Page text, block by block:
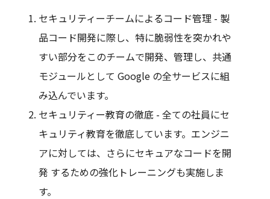
セキュリティーチームによるコード管理 - 製
品コード開発に際し、特に脆弱性を突かれや
すい部分をこのチームで開発、管理し、共通
モジュールとして Google の全サービスに組
み込んでいます。
セキュリティー教育の徹底 - 全ての社員にセ
キュリティ教育を徹底しています。エンジニ
アに対しては、さらにセキュアなコードを開
発 するための強化トレーニングも実施しま
す。